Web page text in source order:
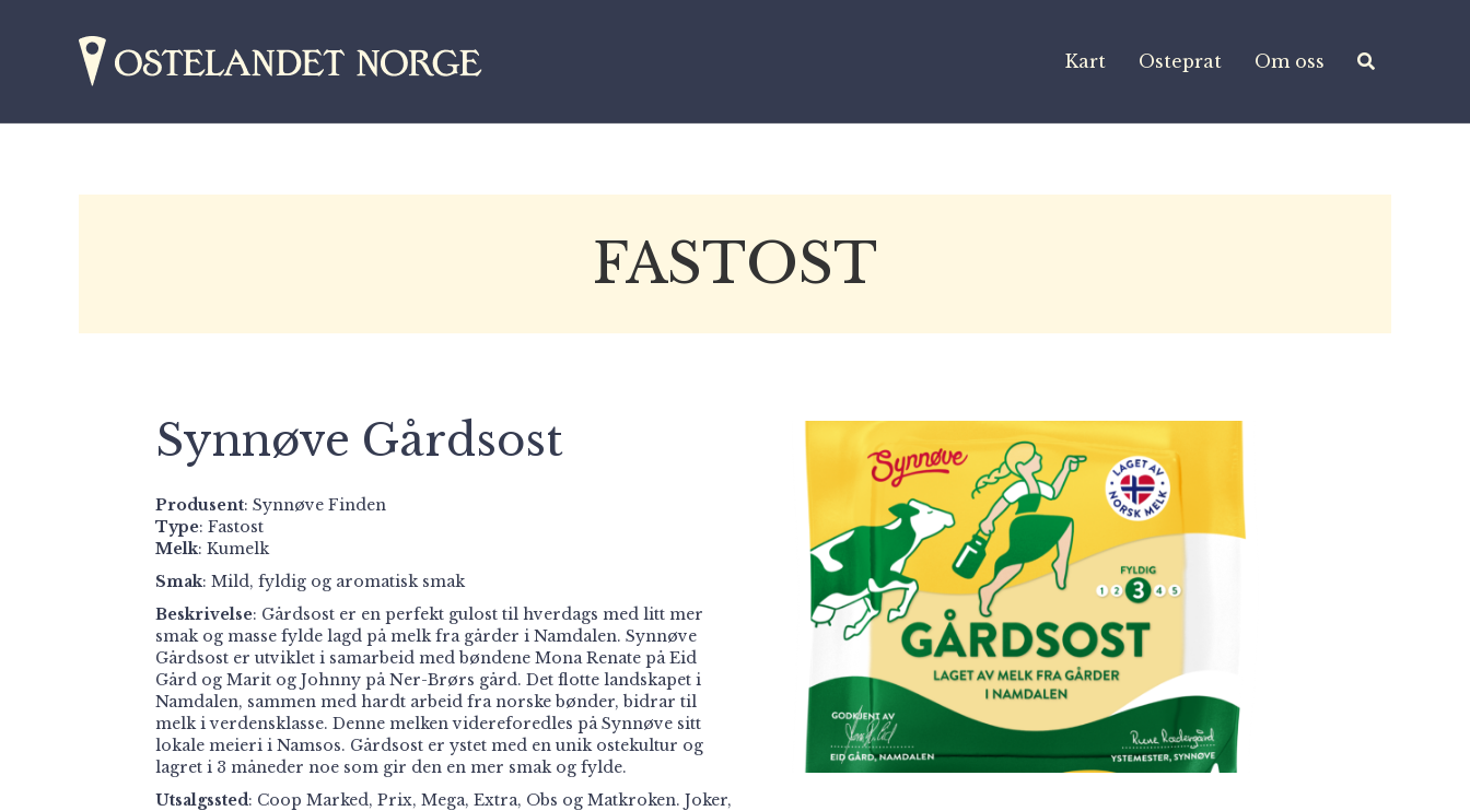
Kart Osteprat Om oss
FASTOST
Synnøve Gårdsost
Produsent: Synnøve Finden
Type: Fastost
Melk: Kumelk
Smak: Mild, fyldig og aromatisk smak
Beskrivelse: Gårdsost er en perfekt gulost til hverdags med litt mer
smak og masse fylde lagd på melk fra gårder i Namdalen. Synnøve
Gårdsost er utviklet i samarbeid med bøndene Mona Renate på Eid
Gård og Marit og Johnny på Ner-Brørs gård. Det flotte landskapet i
Namdalen, sammen med hardt arbeid fra norske bønder, bidrar til
melk i verdensklasse. Denne melken videreforedles på Synnøve sitt
lokale meieri i Namsos. Gårdsost er ystet med en unik ostekultur og
lagret i 3 måneder noe som gir den en mer smak og fylde.
Utsalgssted: Coop Marked, Prix, Mega, Extra, Obs og Matkroken. Joker,